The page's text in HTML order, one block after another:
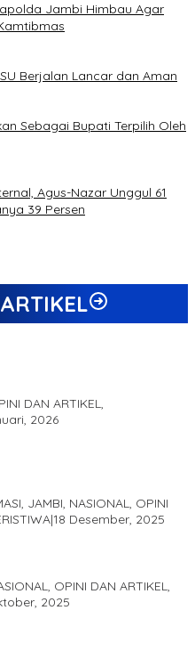
Jambi Himbau Agar
Berjalan Lancar dan Aman
Sebagai Bupati Terpilih Oleh
Agus-Nazar Unggul 61
39 Persen
DAN ARTIKEL,
2026
JAMBI, NASIONAL, OPINI
|18 Desember, 2025
OPINI DAN ARTIKEL,
2025